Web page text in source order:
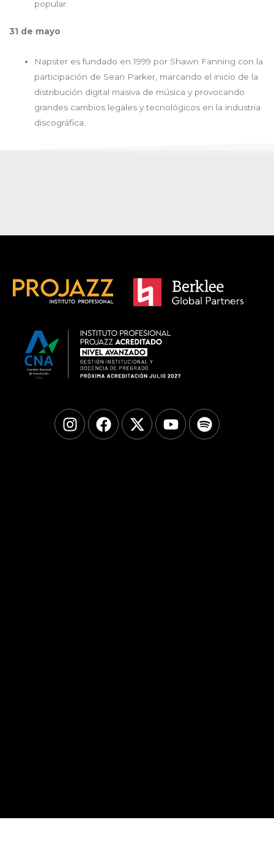
popular.
31 de mayo
Napster es fundado en 1999 por Shawn Fanning con la
participación de Sean Parker, marcando el inicio de la
distribución digital masiva de música y provocando
grandes cambios legales y tecnológicos en la industria
discográfica.